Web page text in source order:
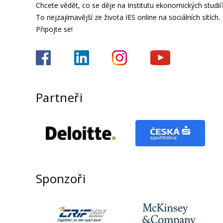
Chcete vědět, co se děje na Institutu ekonomických
To nejzajímavější ze života IES online na sociálních sítích.
Připojte se!
Partneři
Sponzoři